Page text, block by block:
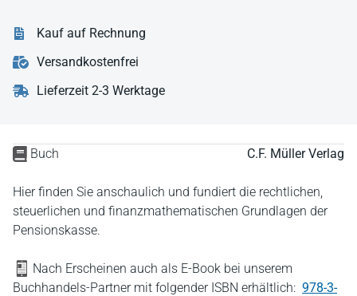
Buch C.F. Müller Verlag
Hier finden Sie anschaulich und fundiert die rechtlichen,
steuerlichen und finanzmathematischen Grundlagen der
Pensionskasse.
Nach Erscheinen auch als E-Book bei unserem
Buchhandels-Partner mit folgender ISBN erhältlich: 978-3-
Kauf auf Rechnung
Versandkostenfrei
Lieferzeit 2-3 Werktage